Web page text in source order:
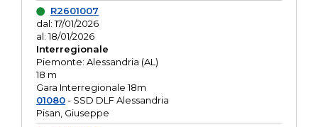
R2601007
dal: 17/01/2026
al: 18/01/2026
Interregionale
Piemonte: Alessandria (AL)
18 m
Gara Interregionale 18m
01080- SSD DLF Alessandria
Pisan, Giuseppe